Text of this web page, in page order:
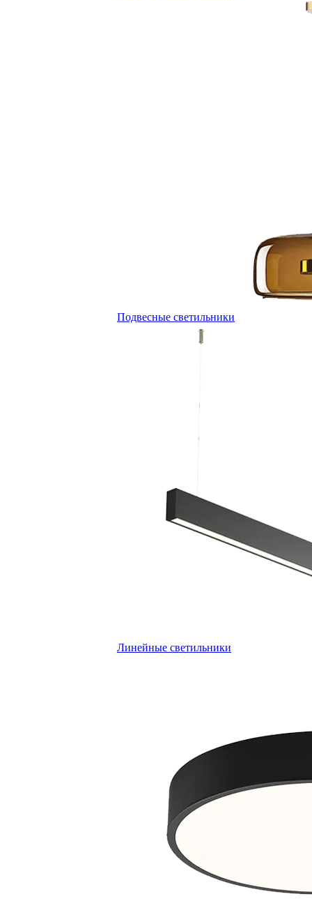
Подвесные светильники
Линейные светильники